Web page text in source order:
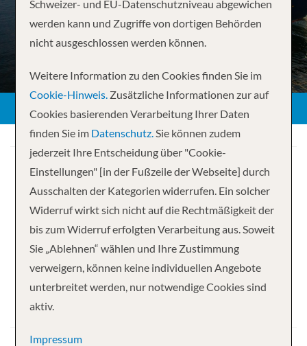
Ihre Kreuzfahrt
35 NächteQueen Mary 2
Abfahrt
Schweizer- und EU-Datenschutzniveau abgewichen
werden kann und Zugriffe von dortigen Behörden
nicht ausgeschlossen werden können.
Weitere Information zu den Cookies finden Sie im
Cookie-Hinweis. Zusätzliche Informationen zur auf
Cookies basierenden Verarbeitung Ihrer Daten
finden Sie im Datenschutz.Sie können zudem
jederzeit Ihre Entscheidung über "Cookie-
Einstellungen" [in der Fußzeile der Webseite] durch
Ausschalten der Kategorien widerrufen. Ein solcher
Widerruf wirkt sich nicht auf die Rechtmäßigkeit der
bis zum Widerruf erfolgten Verarbeitung aus. Soweit
Sie „Ablehnen“ wählen und Ihre Zustimmung
verweigern, können keine individuellen Angebote
unterbreitet werden, nur notwendige Cookies sind
aktiv.
Impressum